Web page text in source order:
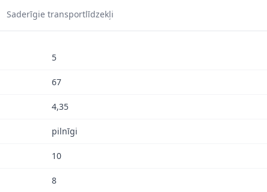
Saderīgie transportlīdzekļi
5
67
4,35
pilnīgi
10
8